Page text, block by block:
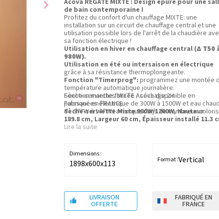
chevron_right
Acova REGATE MIXTE : Design épuré pour une
de bain contemporaine !
Profitez du confort d'un chauffage MIXTE: une
installation sur un circuit de chauffage central et une
utilisation possible lors de l'arrêt de la chaudière
sa fonction électrique !
Utilisation en hiver en chauffage central (Δ T50
980W).
Utilisation en été ou intersaison en électrique
grâce à sa résistance thermoplongeante.
Fonction "Timerprog": programmez une montée
température automatique journalière.
Fonction marche forcée / séchage 2H.
Fabriqué en FRANCE.
Sèche-serviette Mixte 980W/1200W, Hauteur
189.8 cm, Largeur 60 cm, Épaisseur installé 11.3
Sèche-serviettes MIXTE Acova disponible en
puissances électrique de 300W à 1500W et eau
de 377W à 1479W ainsi que dans de nombreux
Lire la suite
Dimensions :
1898x600x113 Format :Vertical
 LIVRAISON
OFFERTE
FABRIQUÉ EN
FRANCE